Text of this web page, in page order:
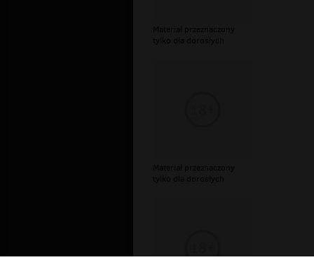
Materiał przeznaczony
tylko dla dorosłych
Materiał przeznaczony
tylko dla dorosłych